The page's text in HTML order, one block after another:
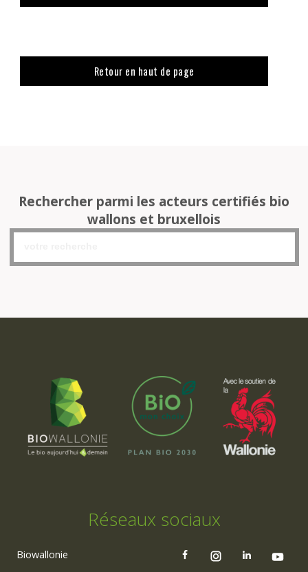
Retour en haut de page
Rechercher parmi les acteurs certifiés bio
wallons et bruxellois
Réseaux sociaux
Biowallonie